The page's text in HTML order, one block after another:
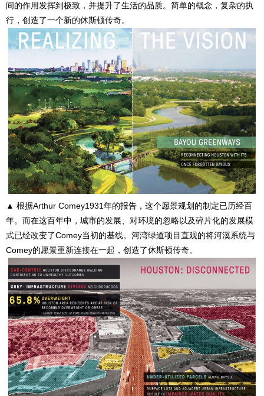
间的作用发挥到极致，并提升了生活的品质。简单的概念，复杂的执
行，创造了一个新的休斯顿传奇。
▲ 根据Arthur Comey1931年的报告，这个愿景规划的制定已历经百
年。而在这百年中，城市的发展、对环境的忽略以及碎片化的发展模
式已经改变了Comey当初的基线。河湾绿道项目直观的将河溪系统与
Comey的愿景重新连接在一起，创造了休斯顿传奇。